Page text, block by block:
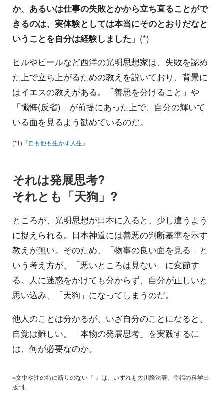
か、あるいは仕事の失敗とかから立ち直ることがで
きるのは、実体験としては本当にそのとおりだなと
いうことを自分は経験しました 」(*)
ヒルやピールなど西洋の光明思想家は、失敗を認め
た上で立ち上がるための教えを説いており、背景に
はイエスの教えがある。「善悪を分けること」や
「懺悔(反省)」が前提にあった上で、自分の輝いて
いる面を見るよう勧めているのだ。
(*1)『自も他も生かす人生 』
それは発展思考?
それとも「天狗」?
ところが、光明思想が日本に入ると、少し違うよう
に捉えられる。日本神道には善悪の判断基準を示す
教えが無い。そのため、「物事の良い面を見る」と
いう考え方が、「悪いところは見ない」に変節す
る。人に迷惑をかけても分からず、自分が正しいと
思い込み、「天狗」になってしまうのだ。
他人のことは分かるが、いざ自分のことになると、
自覚は難しい。「本物の発展思考」を実践するに
は、何が必要なのか。
※文中や注の特に断りのない『 』は、いずれも大川隆法著、幸福の科学出
版刊。